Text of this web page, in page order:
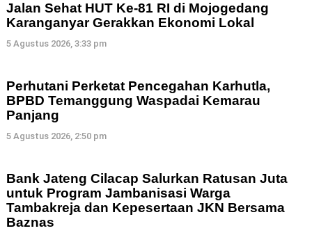
Jalan Sehat HUT Ke-81 RI di Mojogedang
Karanganyar Gerakkan Ekonomi Lokal
5 Agustus 2026, 3:33 pm
Perhutani Perketat Pencegahan Karhutla,
BPBD Temanggung Waspadai Kemarau
Panjang
5 Agustus 2026, 2:50 pm
Bank Jateng Cilacap Salurkan Ratusan Juta
untuk Program Jambanisasi Warga
Tambakreja dan Kepesertaan JKN Bersama
Baznas